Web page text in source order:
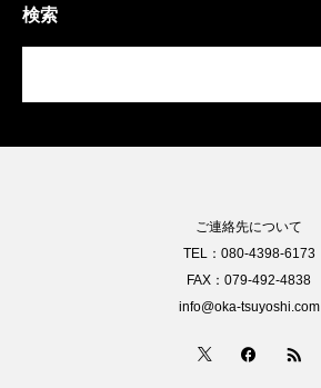
検索
ご連絡先について
TEL：080-4398-6173
FAX：079-492-4838
info@oka-tsuyoshi.com